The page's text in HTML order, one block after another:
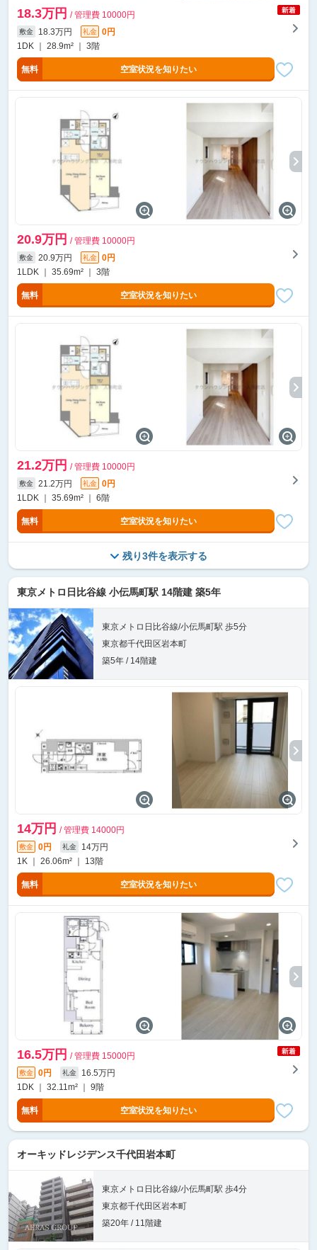
18.3万円 / 管理費 10000円
敷金 18.3万円 礼金
0円
1DK ｜ 28.9m² ｜ 3階
無料 空室状況を知りたい
20.9万円 / 管理費 10000円
敷金 20.9万円 礼金
0円
1LDK ｜ 35.69m² ｜ 3階
無料 空室状況を知りたい
21.2万円 / 管理費 10000円
敷金 21.2万円 礼金
0円
1LDK ｜ 35.69m² ｜ 6階
無料 空室状況を知りたい
残り3件を表示する
東京メトロ日比谷線 小伝馬町駅 14階建 築5年
東京メトロ日比谷線/小伝馬町駅 歩5分
東京都千代田区岩本町
築5年 / 14階建
14万円 / 管理費 14000円
敷金 0円 礼金
14万円
1K ｜ 26.06m² ｜ 13階
無料 空室状況を知りたい
16.5万円 / 管理費 15000円
敷金 0円 礼金
16.5万円
1DK ｜ 32.11m² ｜ 9階
無料 空室状況を知りたい
オーキッドレジデンス千代田岩本町
東京メトロ日比谷線/小伝馬町駅 歩4分
東京都千代田区岩本町
築20年 / 11階建